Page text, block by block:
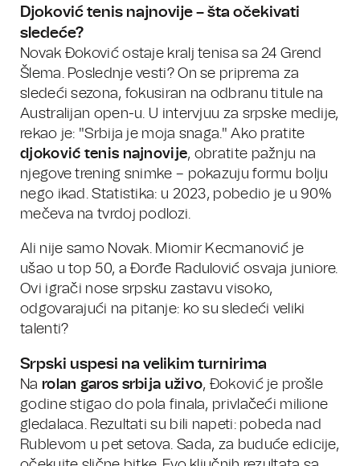
Djoković tenis najnovije – šta očekivati
sledeće?
Novak Đoković ostaje kralj tenisa sa 24 Grend
Šlema. Poslednje vesti? On se priprema za
sledeći sezona, fokusiran na odbranu titule na
Australijan open-u. U intervjuu za srpske medije,
rekao je: "Srbija je moja snaga." Ako pratite
djoković tenis najnovije, obratite pažnju na
njegove trening snimke – pokazuju formu bolju
nego ikad. Statistika: u 2023, pobedio je u 90%
mečeva na tvrdoj podlozi.
Ali nije samo Novak. Miomir Kecmanović je
ušao u top 50, a Đorđe Radulović osvaja juniore.
Ovi igrači nose srpsku zastavu visoko,
odgovarajući na pitanje: ko su sledeći veliki
talenti?
Srpski uspesi na velikim turnirima
Na rolan garos srbija uživo, Đoković je prošle
godine stigao do pola finala, privlačeći milione
gledalaca. Rezultati su bili napeti: pobeda nad
Rublevom u pet setova. Sada, za buduće edicije,